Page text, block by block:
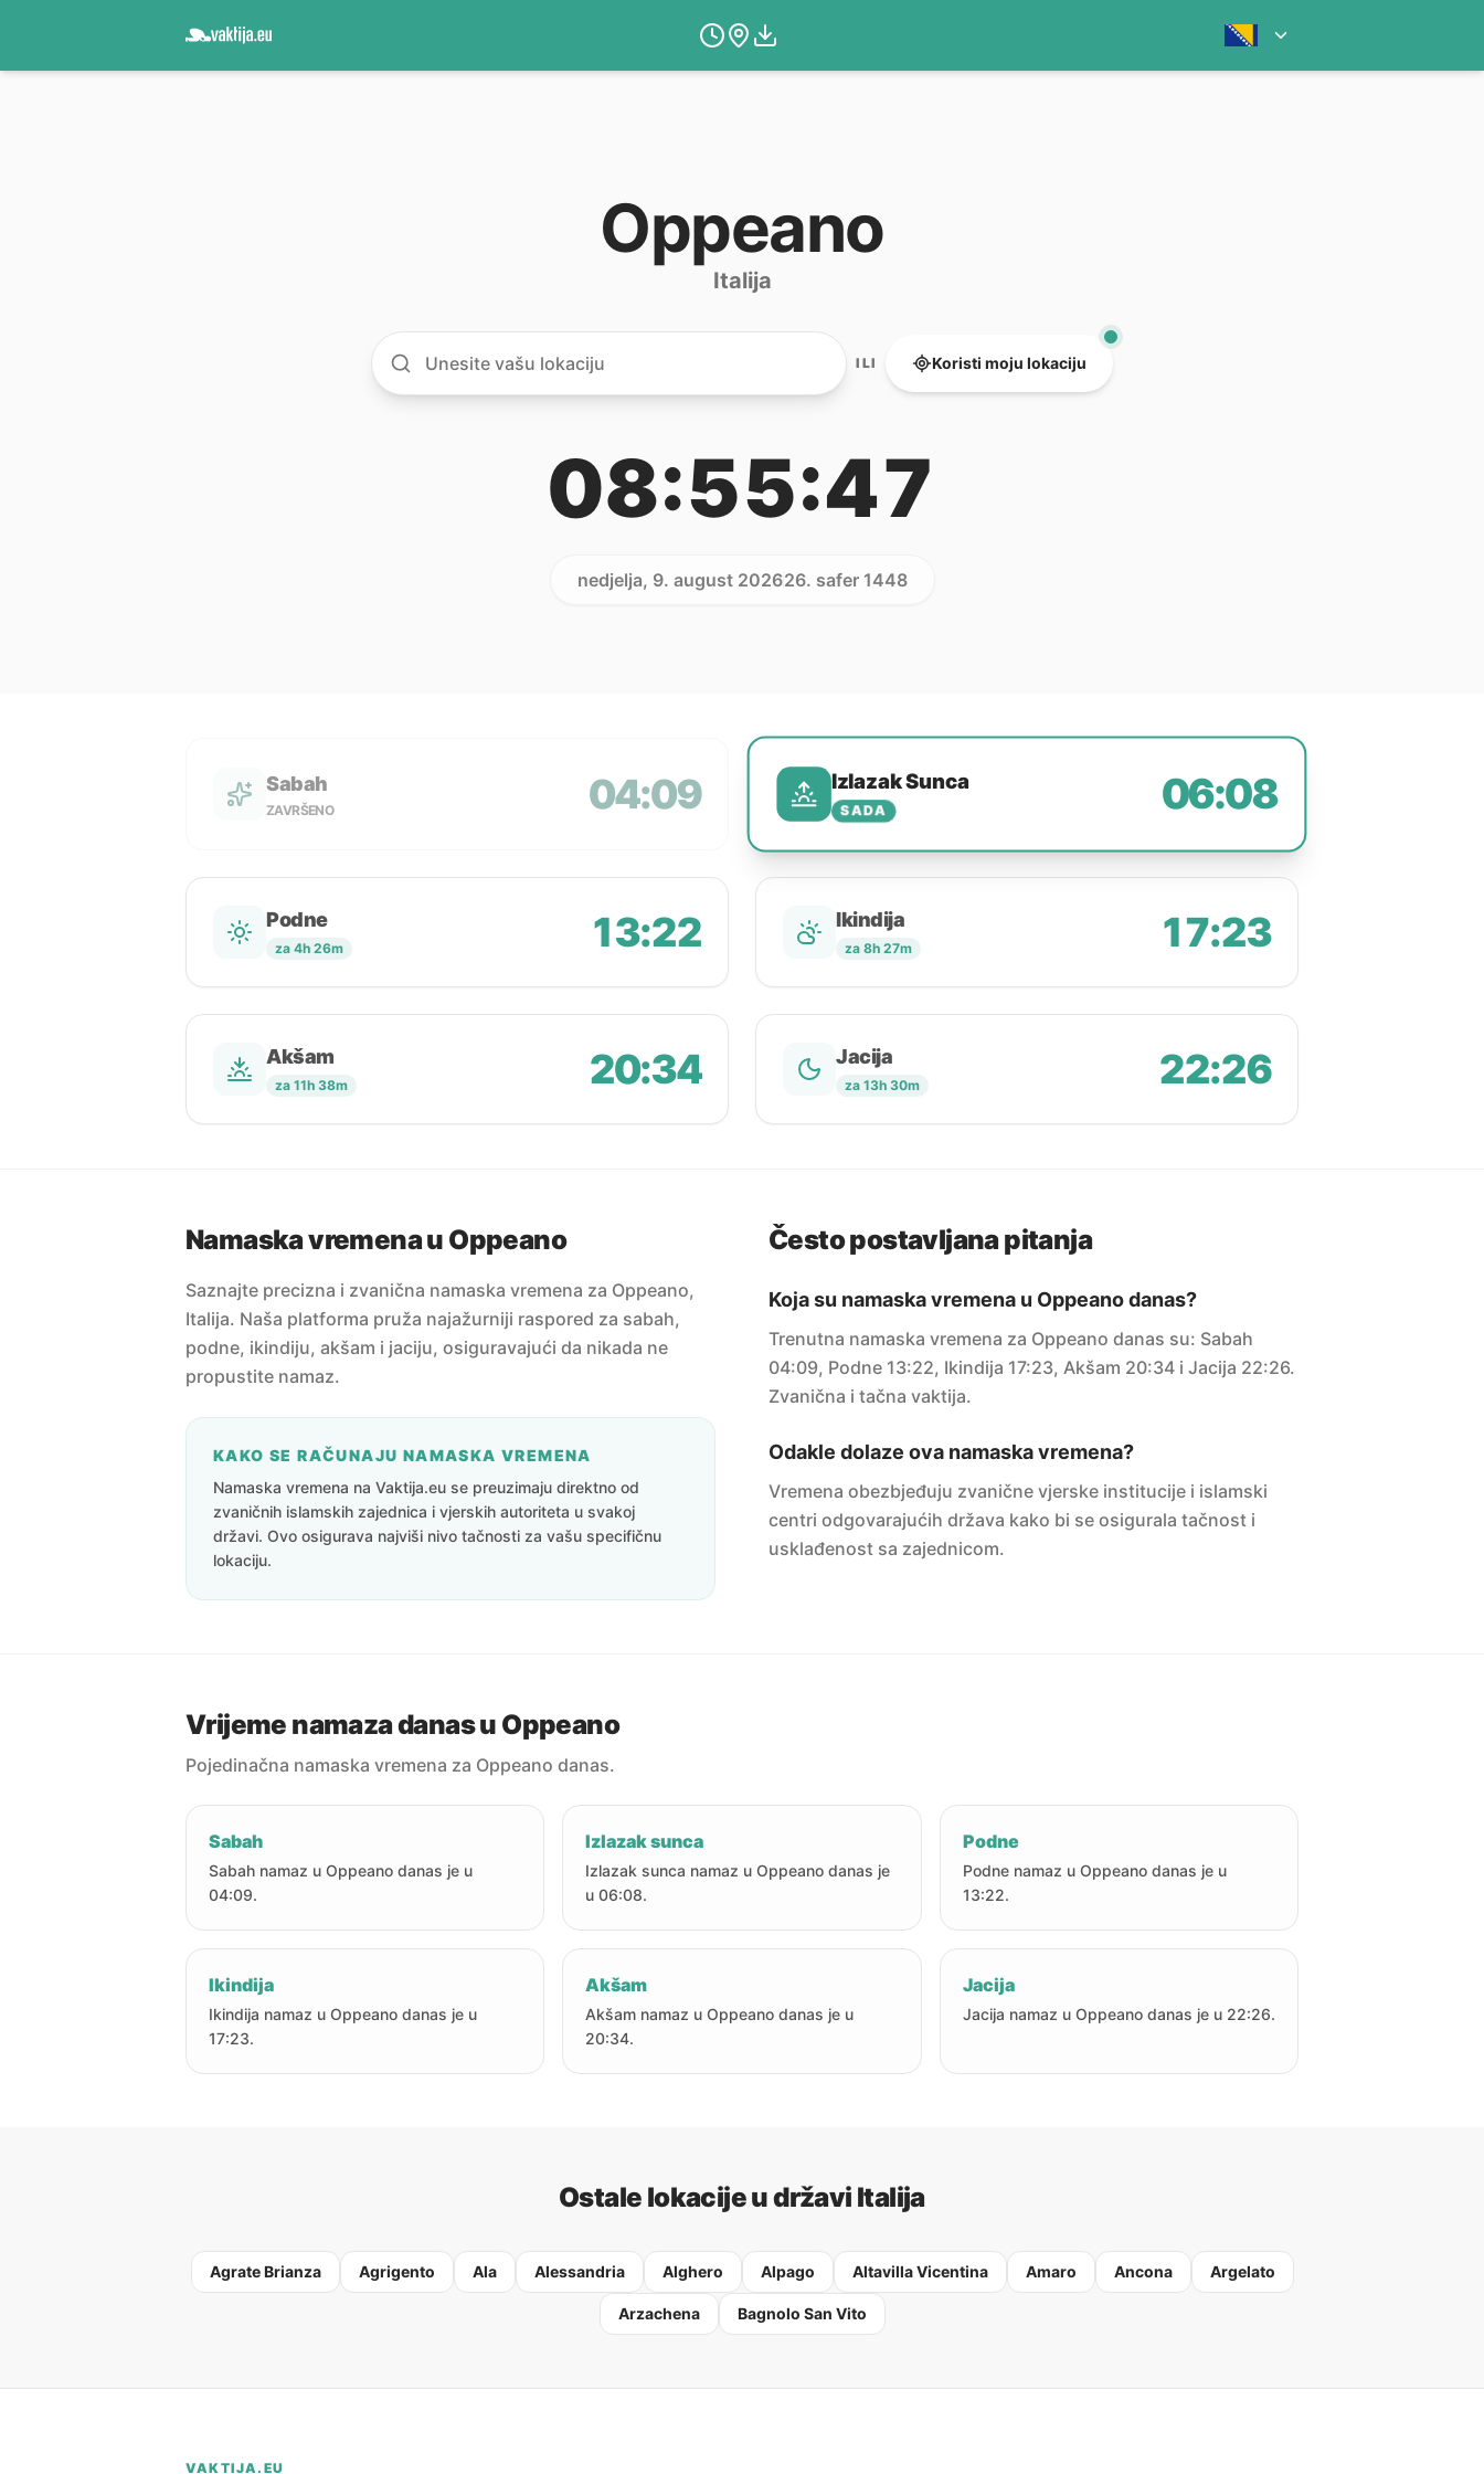
Oppeano
Italija
ILI Koristi moju lokaciju
08:55:47
nedjelja, 9. august 202626. safer 1448
Sabah
ZAVRŠENO 04:09 Izlazak Sunca
SADA 06:08
Podne
za 4h 26m 13:22 Ikindija
za 8h 27m 17:23
Akšam
za 11h 38m 20:34 Jacija
za 13h 30m 22:26
Namaska vremena u Oppeano
Saznajte precizna i zvanična namaska vremena za Oppeano,
Italija. Naša platforma pruža najažurniji raspored za sabah,
podne, ikindiju, akšam i jaciju, osiguravajući da nikada ne
propustite namaz.
KAKO SE RAČUNAJU NAMASKA VREMENA
Namaska vremena na Vaktija.eu se preuzimaju direktno od
zvaničnih islamskih zajednica i vjerskih autoriteta u svakoj
državi. Ovo osigurava najviši nivo tačnosti za vašu specifičnu
lokaciju.
Često postavljana pitanja
Koja su namaska vremena u Oppeano danas?
Trenutna namaska vremena za Oppeano danas su: Sabah
04:09, Podne 13:22, Ikindija 17:23, Akšam 20:34 i Jacija 22:26.
Zvanična i tačna vaktija.
Odakle dolaze ova namaska vremena?
Vremena obezbjeđuju zvanične vjerske institucije i islamski
centri odgovarajućih država kako bi se osigurala tačnost i
usklađenost sa zajednicom.
Vrijeme namaza danas u Oppeano
Pojedinačna namaska vremena za Oppeano danas.
Sabah
Sabah namaz u Oppeano danas je u
04:09.
Izlazak sunca
Izlazak sunca namaz u Oppeano danas je
u 06:08.
Podne
Podne namaz u Oppeano danas je u
13:22.
Ikindija
Ikindija namaz u Oppeano danas je u
17:23.
Akšam
Akšam namaz u Oppeano danas je u
20:34.
Jacija
Jacija namaz u Oppeano danas je u 22:26.
Ostale lokacije u državi Italija
Agrate Brianza Agrigento Ala Alessandria Alghero Alpago Altavilla Vicentina Amaro Ancona Argelato
Arzachena Bagnolo San Vito
VAKTIJA.EU